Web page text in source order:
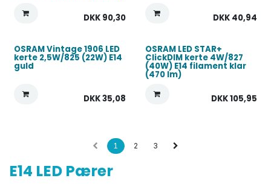
DKK 90,30 DKK 40,94
OSRAM Vintage 1906 LED
kerte 2,5W/825 (22W) E14
guld
DKK35,08
OSRAM LED STAR+
ClickDIM kerte 4W/827
(40W) E14 filament klar
(470 lm)
DKK105,95
1 2 3
E14 LED Pærer